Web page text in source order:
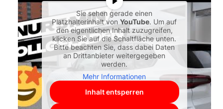
Sie sehen gerade einen
Platzhalterinhalt vonYouTube. Um auf
den eigentlichen Inhalt zuzugreifen,
klicken Sie auf die Schaltfläche unten.
Bitte beachten Sie, dass dabei Daten
an Drittanbieter weitergegeben
werden.
Mehr Informationen
Inhalt entsperren